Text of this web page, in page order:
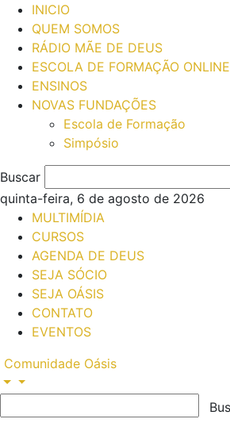
INICIO
QUEM SOMOS
RÁDIO MÃE DE DEUS
ESCOLA DE FORMAÇÃO ONLINE
ENSINOS
NOVAS FUNDAÇÕES
Escola de Formação
Simpósio
Buscar
quinta-feira, 6 de agosto de 2026
MULTIMÍDIA
CURSOS
AGENDA DE DEUS
SEJA SÓCIO
SEJA OÁSIS
CONTATO
EVENTOS
Comunidade Oásis